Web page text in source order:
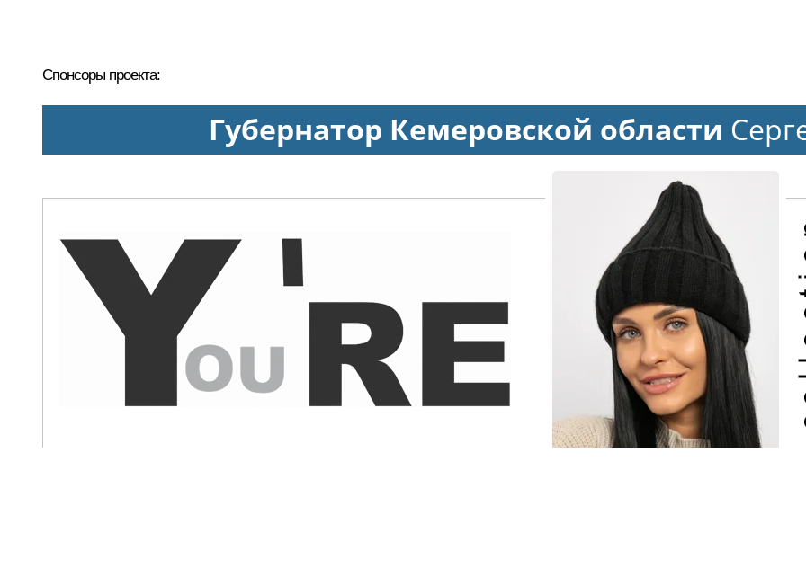
Спонсоры проекта:
Губернатор Кемеровской области